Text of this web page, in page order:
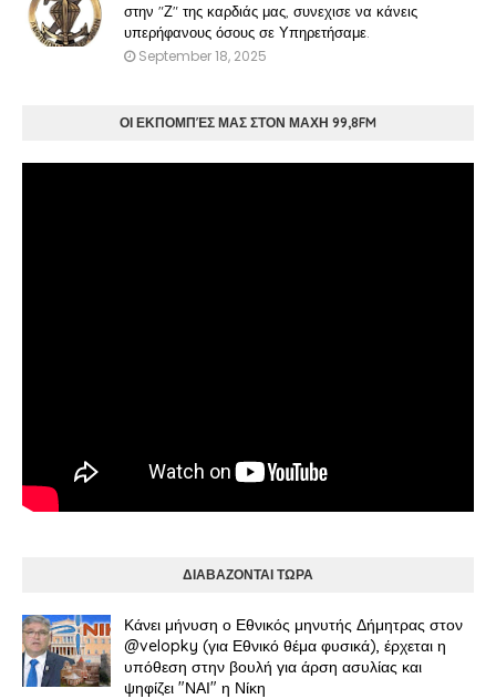
στην "Ζ" της καρδιάς μας, συνεχισε να κάνεις
υπερήφανους όσους σε Υπηρετήσαμε.
September 18, 2025
ΟΙ ΕΚΠΟΜΠΈΣ ΜΑΣ ΣΤΟΝ ΜΑΧΗ 99,8FM
ΔΙΑΒΑΖΟΝΤΑΙ ΤΩΡΑ
Κάνει μήνυση ο Εθνικός μηνυτής Δήμητρας στον
@velopky (για Εθνικό θέμα φυσικά), έρχεται η
υπόθεση στην βουλή για άρση ασυλίας και
ψηφίζει "ΝΑΙ" η Νίκη